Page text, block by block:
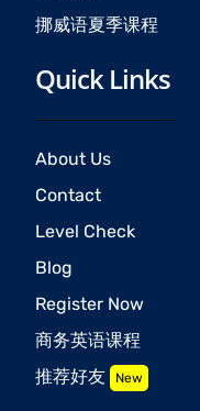
挪威语夏季课程
Quick Links
About Us
Contact
Level Check
Blog
Register Now
商务英语课程
推荐好友 New